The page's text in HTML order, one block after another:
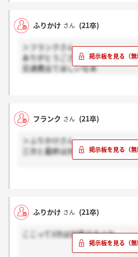
ふりかけ さん (21卒)
＞フランクさん
ありがとうございます！
交通費出てほしいなあ
フランク さん (21卒)
＞ふりかけさん
三次と最終は対面を予定と仰られ
ふりかけ さん (21卒)
ここって3次は対面ですよね...